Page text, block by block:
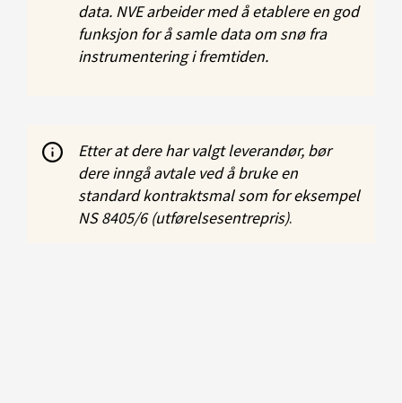
data. NVE arbeider med å etablere en god
funksjon for å samle data om snø fra
instrumentering i fremtiden.
Etter at dere har valgt leverandør, bør
dere inngå avtale ved å bruke en
standard kontraktsmal som for eksempel
NS 8405/6 (utførelsesentrepris).